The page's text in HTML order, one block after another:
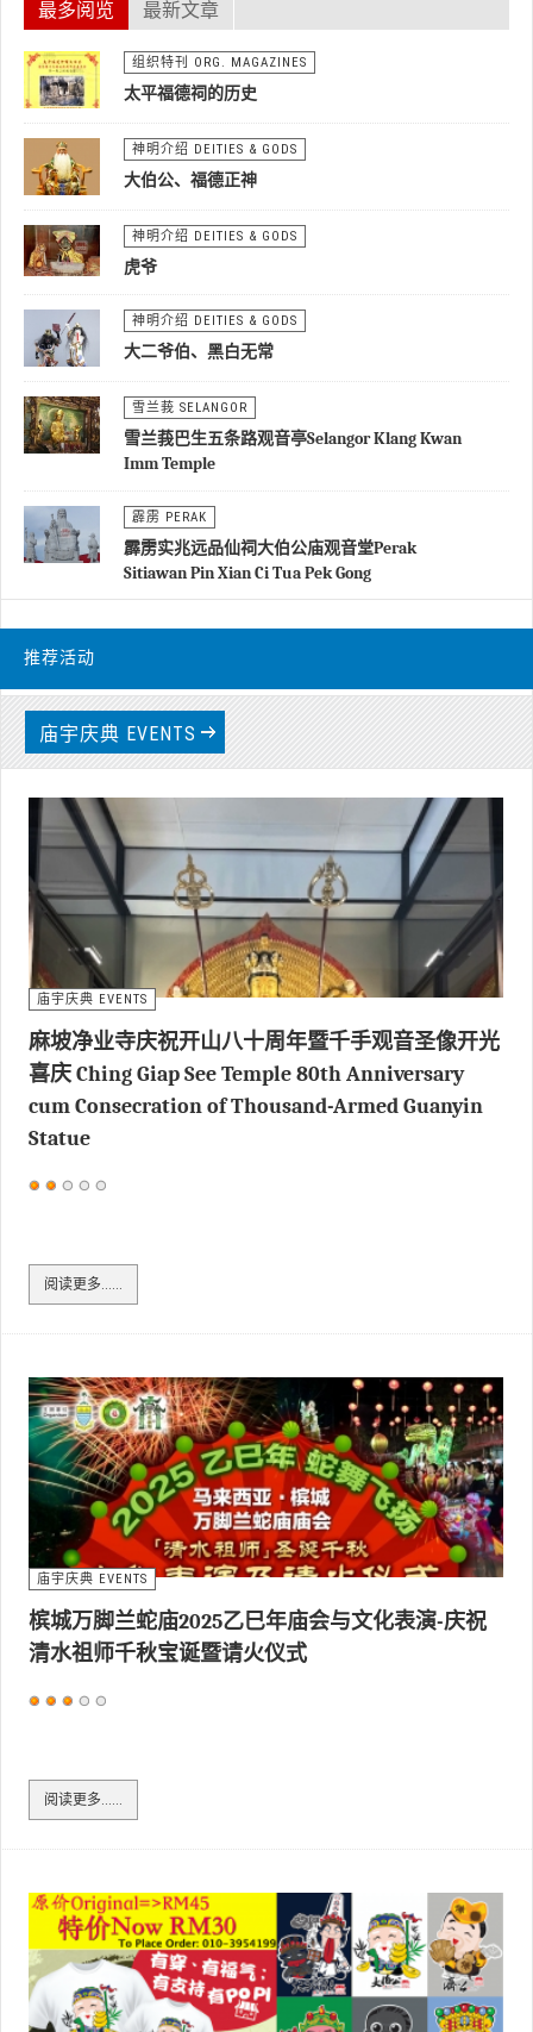
最多阅览 最新文章
组织特刊 ORG. MAGAZINES
太平福德祠的历史
神明介绍 DEITIES & GODS
大伯公、福德正神
神明介绍 DEITIES & GODS
虎爷
神明介绍 DEITIES & GODS
大二爷伯、黑白无常
雪兰莪 SELANGOR
雪兰莪巴生五条路观音亭Selangor Klang Kwan
Imm Temple
霹雳 PERAK
霹雳实兆远品仙祠大伯公庙观音堂Perak
Sitiawan Pin Xian Ci Tua Pek Gong
推荐活动
最新报道
庙宇庆典 EVENTS
庙宇庆典 EVENTS
麻坡净业寺庆祝开山八十周年暨千手观音圣像开光
喜庆 Ching Giap See Temple 80th Anniversary
cum Consecration of Thousand-Armed Guanyin
Statue
用
价：2/5
阅读更多……
庙宇庆典 EVENTS
槟城万脚兰蛇庙2025乙巳年庙会与文化表演-庆祝
清水祖师千秋宝诞暨请火仪式
用
价：3/5
阅读更多……